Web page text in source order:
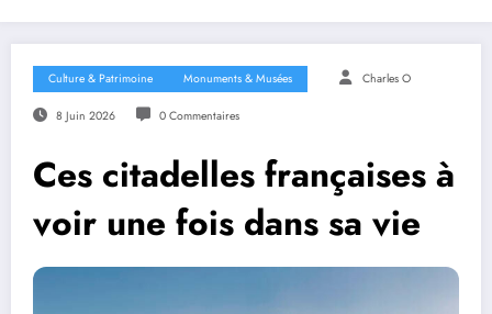
Culture & Patrimoine Monuments & Musées Charles O
8 Juin 2026 0 Commentaires
Ces citadelles françaises à
voir une fois dans sa vie